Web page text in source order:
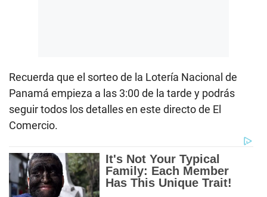
Recuerda que el sorteo de la Lotería Nacional de
Panamá empieza a las 3:00 de la tarde y podrás
seguir todos los detalles en este directo de El
Comercio.